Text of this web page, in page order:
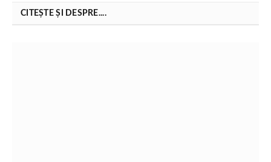
CITEȘTE ȘI DESPRE....